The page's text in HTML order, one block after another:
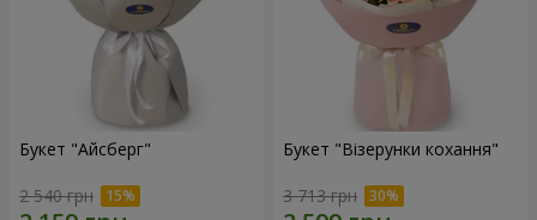
Букет "Айсберг"
2 540 грн
Букет "Візерунки кохання"
3 713 грн